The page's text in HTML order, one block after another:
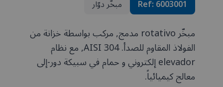
Ref:6003001 مبخّر دوّار
مبخّر rotativo مدمج, مركب بواسطة خزانة من
الفولاذ المقاوم للصدأ. AISI 304, مع نظام
elevador إلكتروني و حمام في سبيكة دور-إلى
معالج كيميائياً.